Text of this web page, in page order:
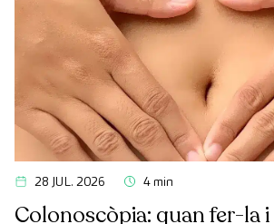
28 JUL. 2026 4 min
Colonoscòpia: quan fer-la